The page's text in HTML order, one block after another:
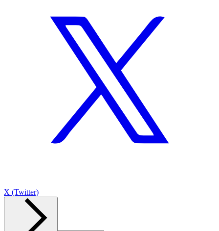
X (Twitter)